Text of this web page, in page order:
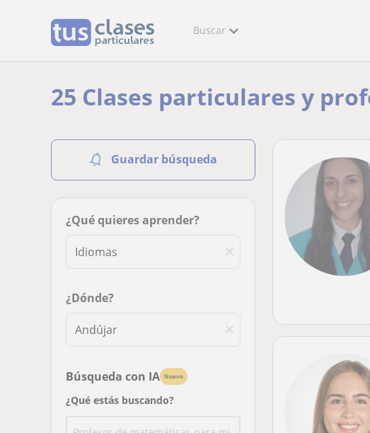
Buscar
25 Clases particulares y
Guardar búsqueda
¿Qué quieres aprender?
¿Dónde?
Búsqueda con IA Nuevo
¿Qué estás buscando?